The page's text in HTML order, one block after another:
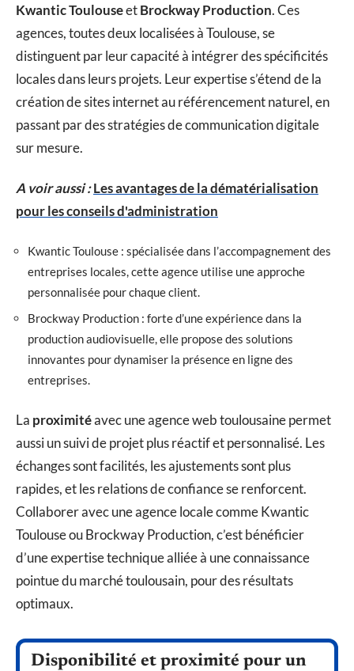
Kwantic ToulouseetBrockway Production. Ces
agences, toutes deux localisées à Toulouse, se
distinguent par leur capacité à intégrer des spécificités
locales dans leurs projets. Leur expertise s’étend de la
création de sites internet au référencement naturel, en
passant par des stratégies de communication digitale
sur mesure.
A voir aussi :Les avantages de la dématérialisation
pour les conseils d'administration
Kwantic Toulouse : spécialisée dans l’accompagnement des
entreprises locales, cette agence utilise une approche
personnalisée pour chaque client.
Brockway Production : forte d’une expérience dans la
production audiovisuelle, elle propose des solutions
innovantes pour dynamiser la présence en ligne des
entreprises.
La proximitéavec une agence web toulousaine permet
aussi un suivi de projet plus réactif et personnalisé. Les
échanges sont facilités, les ajustements sont plus
rapides, et les relations de confiance se renforcent.
Collaborer avec une agence locale comme Kwantic
Toulouse ou Brockway Production, c’est bénéficier
d’une expertise technique alliée à une connaissance
pointue du marché toulousain, pour des résultats
optimaux.
Disponibilité et proximité pour un